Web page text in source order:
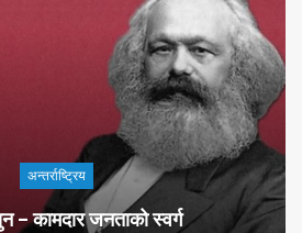
अन्तर्राष्ट्रिय
– कामदार जनताको स्वर्ग